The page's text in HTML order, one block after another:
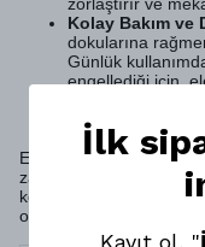
zorlaştırır ve
Kolay Bakım ve
dokularına
Günlük
engellediği için,
kolayca
yıkmayınız.
temizlik
Evinize sadece bir halı
zarafet katmak için
keşfedin. Bu halı, kalite
olacak.
İlk
Kayıt ol, "